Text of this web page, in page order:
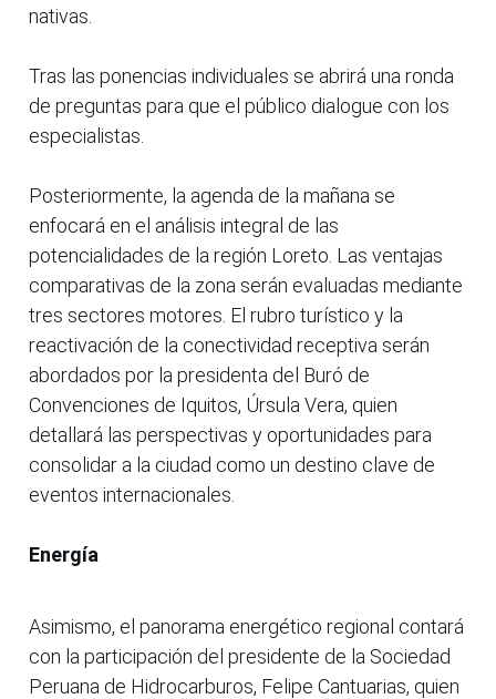
nativas.
Tras las ponencias individuales se abrirá una ronda
de preguntas para que el público dialogue con los
especialistas.
Posteriormente, la agenda de la mañana se
enfocará en el análisis integral de las
potencialidades de la región Loreto. Las ventajas
comparativas de la zona serán evaluadas mediante
tres sectores motores. El rubro turístico y la
reactivación de la conectividad receptiva serán
abordados por la presidenta del Buró de
Convenciones de Iquitos, Úrsula Vera, quien
detallará las perspectivas y oportunidades para
consolidar a la ciudad como un destino clave de
eventos internacionales.
Energía
Asimismo, el panorama energético regional contará
con la participación del presidente de la Sociedad
Peruana de Hidrocarburos, Felipe Cantuarias, quien